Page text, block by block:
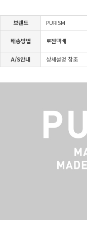
브랜드 PURISM
배송방법 로젠택배
A/S안내
상세설명 참조